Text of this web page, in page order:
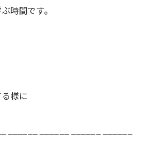
時間です。
様に